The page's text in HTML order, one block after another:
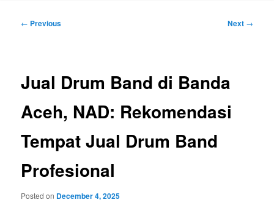
Post
← Previous Next →
Jual Drum Band di Banda
Aceh, NAD: Rekomendasi
Tempat Jual Drum Band
Profesional
Posted on December 4, 2025